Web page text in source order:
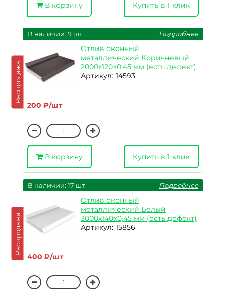
В корзину Купить в 1 клик
Распродажа
В наличии: 9 шт Подробнее
Отлив оконный
металлический Коричневый
2000х120х0,45 мм (есть дефект)
Артикул: 14593
200 ₽/шт
В корзину Купить в 1 клик
Распродажа
В наличии: 17 шт Подробнее
Отлив оконный
металлический Белый
3000х140х0,45 мм (есть дефект)
Артикул: 15856
400 ₽/шт